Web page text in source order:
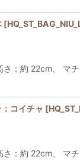
[
：約 22cm、 マ
コイチャ [
：約 22cm、 マ